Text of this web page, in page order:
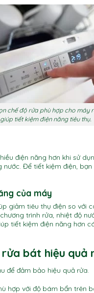
chế độ rửa phù hợp cho máy
giúp tiết kiệm điện năng tiêu thụ.
điện năng hơn khi sử
Để tiết kiệm điện,
của máy
giảm tiêu thụ điện so với
trình rửa, nhiệt độ
tiết kiệm điện năng hơn
bát hiệu
để đảm bảo hiệu quả rửa.
hợp với độ bám bẩn trên